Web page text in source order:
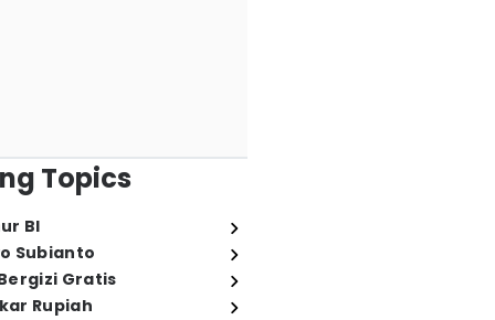
Topics
BI
Subianto
Gratis
Rupiah